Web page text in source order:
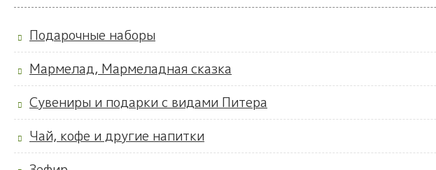
Подарочные наборы
Мармелад, Мармеладная сказка
Сувениры и подарки с видами Питера
Чай, кофе и другие напитки